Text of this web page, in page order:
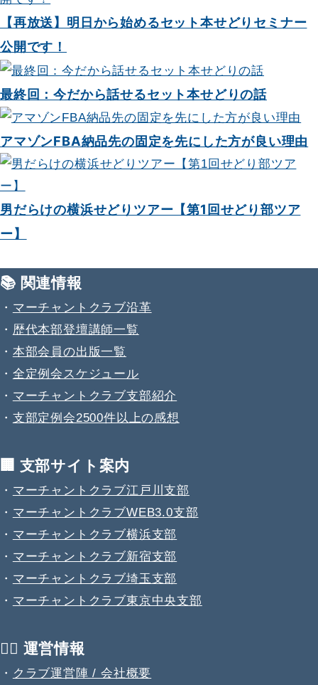
ン【再放送】明日から始めるセット本せどりセミナー
公開です！
最終回：今だから話せるセット本せどりの話
アマゾンFBA納品先の固定を先にした方が良い理由
男だらけの横浜せどりツアー【第1回せどり部ツア
ー】
📚 関連情報
・ マーチャントクラブ沿革
・ 歴代本部登壇講師一覧
・ 本部会員の出版一覧
・ 全定例会スケジュール
・ マーチャントクラブ支部紹介
・ 支部定例会2500件以上の感想
🏢 支部サイト案内
・ マーチャントクラブ江戸川支部
・ マーチャントクラブWEB3.0支部
・ マーチャントクラブ横浜支部
・ マーチャントクラブ新宿支部
・ マーチャントクラブ埼玉支部
・ マーチャントクラブ東京中央支部
💁‍♂️ 運営情報
・ クラブ運営陣 / 会社概要